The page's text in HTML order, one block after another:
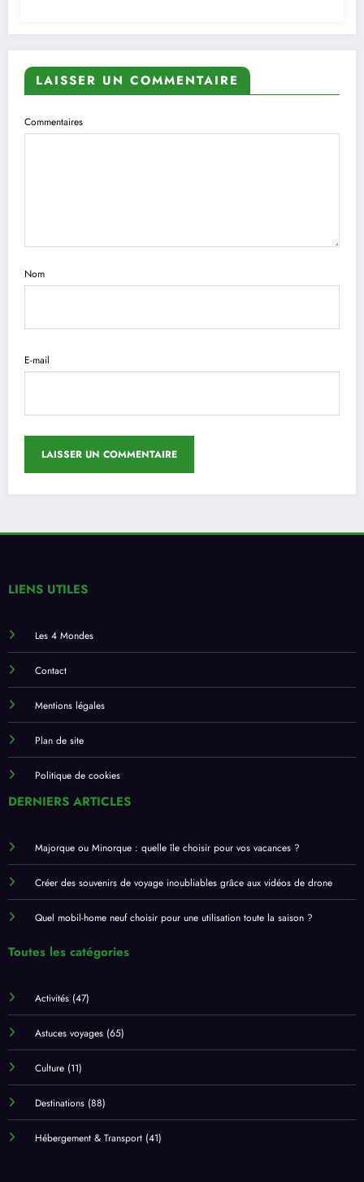
LAISSER UN COMMENTAIRE
Commentaires
Nom
E-mail
LIENS UTILES
Les 4 Mondes
Contact
Mentions légales
Plan de site
Politique de cookies
DERNIERS ARTICLES
Majorque ou Minorque : quelle île choisir pour vos vacances ?
Créer des souvenirs de voyage inoubliables grâce aux vidéos de drone
Quel mobil-home neuf choisir pour une utilisation toute la saison ?
Toutes les catégories
Activités(47)
Astuces voyages(65)
Culture(11)
Destinations(88)
Hébergement & Transport(41)